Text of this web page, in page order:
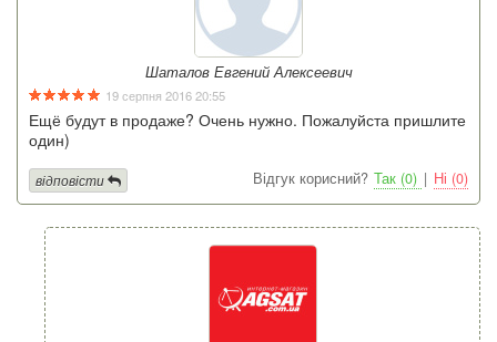
Шаталов Евгений Алексеевич
19 серпня 2016 20:55
Ещё будут в продаже? Очень нужно. Пожалуйста пришлите
один)
Відгук корисний? Так (0) | Ні (0)
відповісти